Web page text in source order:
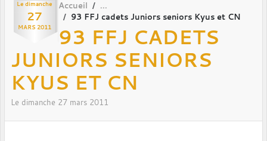
Le dimanche
27
MARS 2011
Accueil
93 FFJ cadets Juniors seniors Kyus et CN
93 FFJ CADETS
JUNIORS SENIORS
KYUS ET CN
Le dimanche 27 mars 2011